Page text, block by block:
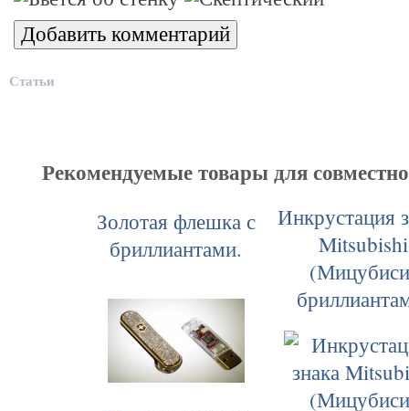
Статьи
Рекомендуемые товары для
Золотая флешка с
бриллиантами.
Инкрустация
Mitsubishi